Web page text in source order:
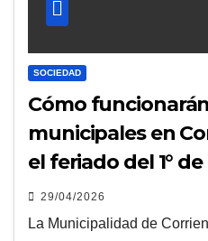
SOCIEDAD
Cómo
municipales en
el feriado del 1°
29/04/2026
La Municipalidad de